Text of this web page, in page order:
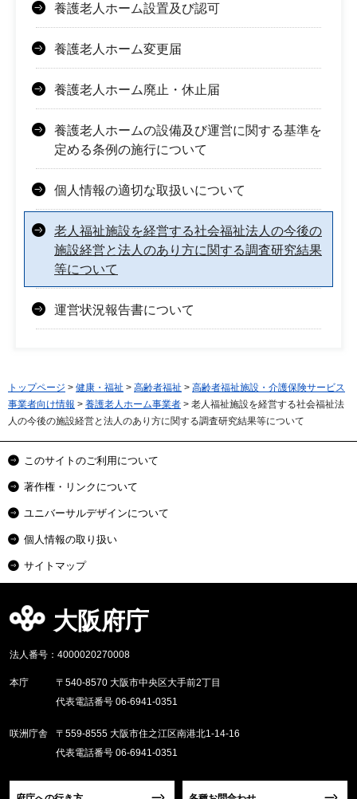
養護老人ホーム設置及び認可
養護老人ホーム変更届
養護老人ホーム廃止・休止届
養護老人ホームの設備及び運営に関する基準を
定める条例の施行について
個人情報の適切な取扱いについて
老人福祉施設を経営する社会福祉法人の今後の
施設経営と法人のあり方に関する調査研究結果
等について
運営状況報告書について
トップページ > 健康・福祉 > 高齢者福祉 > 高齢者福祉施設・介護保険サービス
事業者向け情報 > 養護老人ホーム事業者 > 老人福祉施設を経営する社会福祉法
人の今後の施設経営と法人のあり方に関する調査研究結果等について
このサイトのご利用について
著作権・リンクについて
ユニバーサルデザインについて
個人情報の取り扱い
サイトマップ
大阪府庁
法人番号：4000020270008
本庁
〒540-8570 大阪市中央区大手前2丁目
代表電話番号 06-6941-0351
咲洲庁舎
〒559-8555 大阪市住之江区南港北1-14-16
代表電話番号 06-6941-0351